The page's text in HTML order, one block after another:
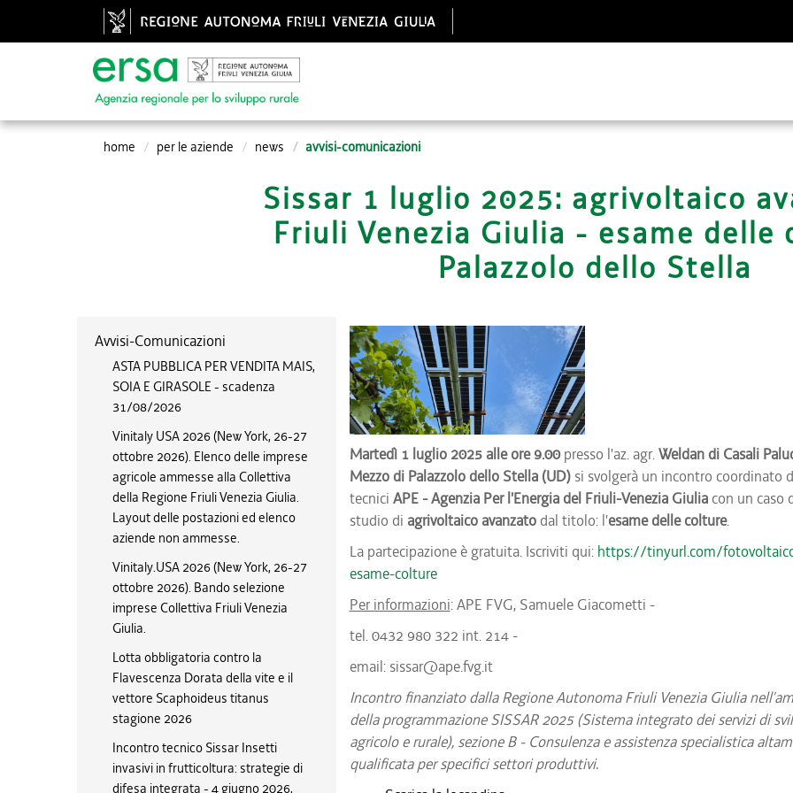
home per le aziende news avvisi-comunicazioni
Sissar 1 luglio 2025: agrivoltaico
Friuli Venezia Giulia - esame delle
Palazzolo dello Stella
Avvisi-Comunicazioni
ASTA PUBBLICA PER VENDITA MAIS,
SOIA E GIRASOLE - scadenza
31/08/2026
Vinitaly USA 2026 (New York, 26-27
ottobre 2026). Elenco delle imprese
agricole ammesse alla Collettiva
della Regione Friuli Venezia Giulia.
Layout delle postazioni ed elenco
aziende non ammesse.
Vinitaly.USA 2026 (New York, 26-27
ottobre 2026). Bando selezione
imprese Collettiva Friuli Venezia
Giulia.
Lotta obbligatoria contro la
Flavescenza Dorata della vite e il
vettore Scaphoideus titanus
stagione 2026
Incontro tecnico Sissar Insetti
invasivi in frutticoltura: strategie di
difesa integrata - 4 giugno 2026,
Martedì 1 luglio 2025 alle ore 9.00presso l'az. agr.Weldan di Casali
Mezzo di Palazzolo dello Stella (UD)si svolgerà un incontro coordinato
tecnici APE - Agenzia Per l'Energia del Friuli-Venezia Giulia con un caso
studio di agrivoltaico avanzatodal titolo: l'esame delle colture.
La partecipazione è gratuita. Iscriviti qui: https://tinyurl.com/
esame-colture
Per informazioni: APE FVG, Samuele Giacometti -
tel. 0432 980 322 int. 214 -
email: sissar@ape.fvg.it
Incontro finanziato dalla Regione Autonoma Friuli Venezia Giulia
della programmazione SISSAR 2025 (Sistema integrato dei servizi di
agricolo e rurale), sezione B - Consulenza e assistenza specialistica
qualificata per specifici settori produttivi.